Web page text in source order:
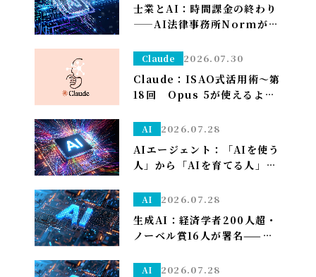
士業とAI：時間課金の終わり
——AI法律事務所Normがユ
ぐ」への転換
Claude 2026.07.30
Claude：ISAO式活用術～第
18回 Opus 5が使えるよう
ので改めて使い分けを考え直
しました——「考える」だけ
Opus、「集める・手を動か
す」はSonnet～
AI 2026.07.28
AIエージェント：「AIを使う
人」から「AIを育てる人」へ
管理部はこう備える
AI 2026.07.28
生成AI：経済学者200人超・
ノーベル賞16人が署名——
AIの雇用喪失リスクに警鐘
AI 2026.07.28